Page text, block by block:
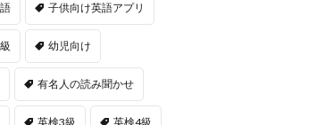
子供向け英語アプリ
幼児向け
有名人の読み聞かせ
英検3級 英検4級